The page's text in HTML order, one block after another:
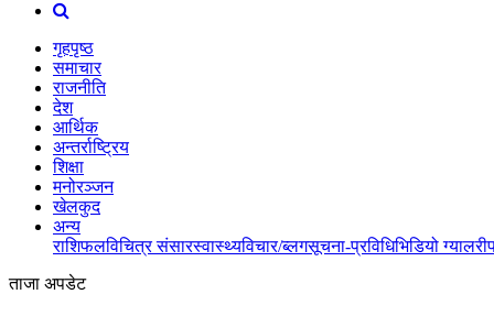
गृहपृष्ठ
समाचार
राजनीति
देश
आर्थिक
अन्तर्राष्ट्रिय
शिक्षा
मनोरञ्जन
खेलकुद
अन्य
राशिफलविचित्र संसारस्वास्थ्यविचार/ब्लगसूचना-प्रविधिभिडियो ग्यालरी
ताजा अपडेट